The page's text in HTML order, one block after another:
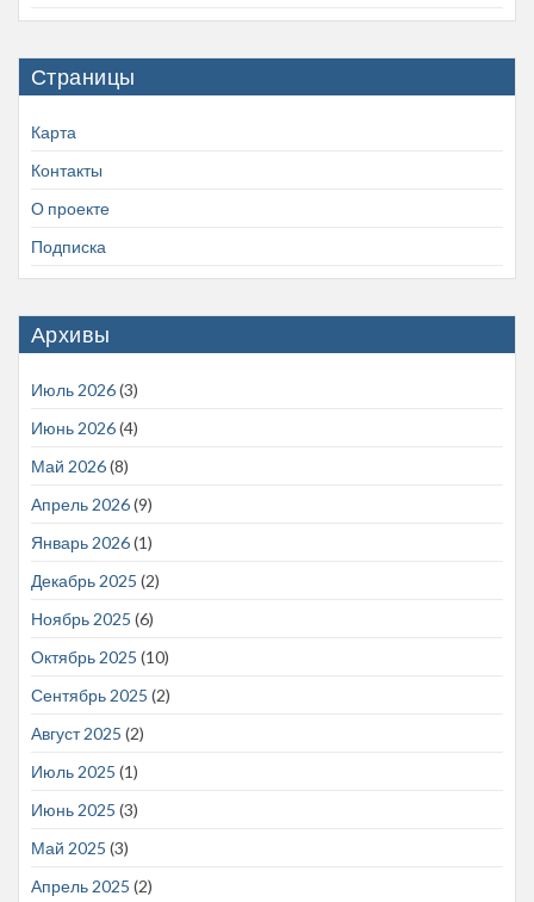
Страницы
Карта
Контакты
О проекте
Подписка
Архивы
Июль 2026(3)
Июнь 2026(4)
Май 2026(8)
Апрель 2026(9)
Январь 2026(1)
Декабрь 2025 (2)
Ноябрь 2025 (6)
Октябрь 2025 (10)
Сентябрь 2025 (2)
Август 2025 (2)
Июль 2025 (1)
Июнь 2025 (3)
Май 2025 (3)
Апрель 2025 (2)